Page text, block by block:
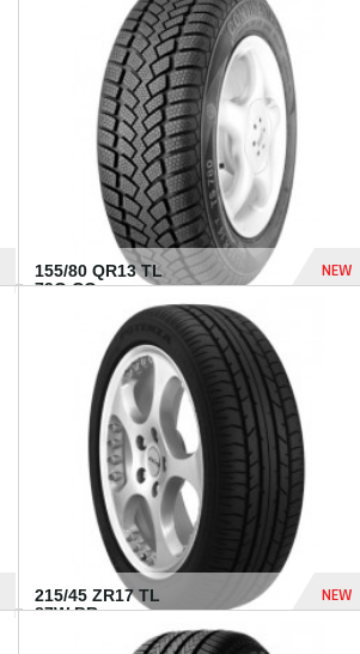
432 Dhs
155/80 QR13 TL
79Q CO...
NEW
215/45 ZR17 TL
87W BR...
NEW